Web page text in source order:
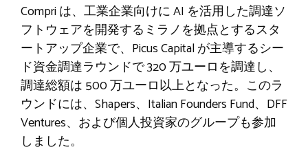
Compri は、工業企業向けに AI を活用した調達ソ
フトウェアを開発するミラノを拠点とするスタ
ートアップ企業で、Picus Capital が主導するシー
ド資金調達ラウンドで 320 万ユーロを調達し、
調達総額は 500 万ユーロ以上となった。このラ
ウンドには、Shapers、Italian Founders Fund、DFF
Ventures、および個人投資家のグループも参加
しました。